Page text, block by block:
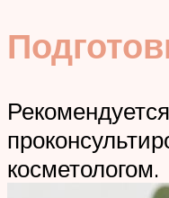
косметологом.